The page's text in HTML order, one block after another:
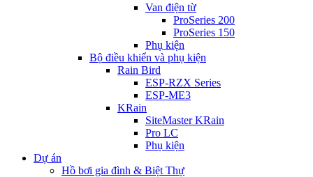
Van điện từ
ProSeries 200
ProSeries 150
Phụ kiện
Bộ điều khiển và phụ kiện
Rain Bird
ESP-RZX Series
ESP-ME3
KRain
SiteMaster KRain
Pro LC
Phụ kiện
Dự án
Hồ bơi gia đình & Biệt Thự